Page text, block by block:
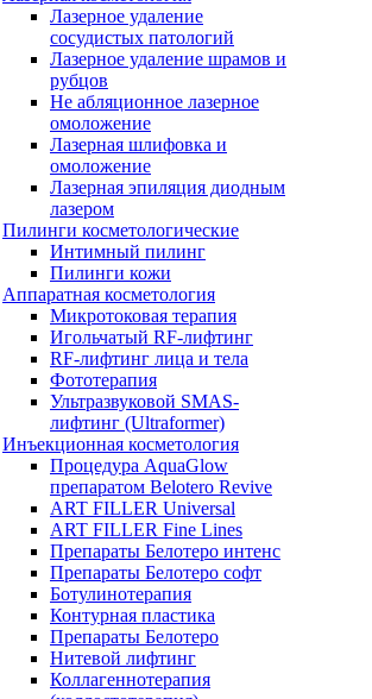
Лазерное удаление
сосудистых патологий
Лазерное удаление шрамов и
рубцов
Не абляционное лазерное
омоложение
Лазерная шлифовка и
омоложение
Лазерная эпиляция диодным
лазером
Пилинги косметологические
Интимный пилинг
Пилинги кожи
Аппаратная косметология
Микротоковая терапия
Игольчатый RF-лифтинг
RF-лифтинг лица и тела
Фототерапия
Ультразвуковой SMAS-
лифтинг (Ultraformer)
Инъекционная косметология
Процедура AquaGlow
препаратом Belotero Revive
ART FILLER Universal
ART FILLER Fine Lines
Препараты Белотеро интенс
Препараты Белотеро софт
Ботулинотерапия
Контурная пластика
Препараты Белотеро
Нитевой лифтинг
Коллагеннотерапия